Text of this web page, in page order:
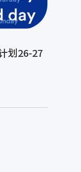
划26-27